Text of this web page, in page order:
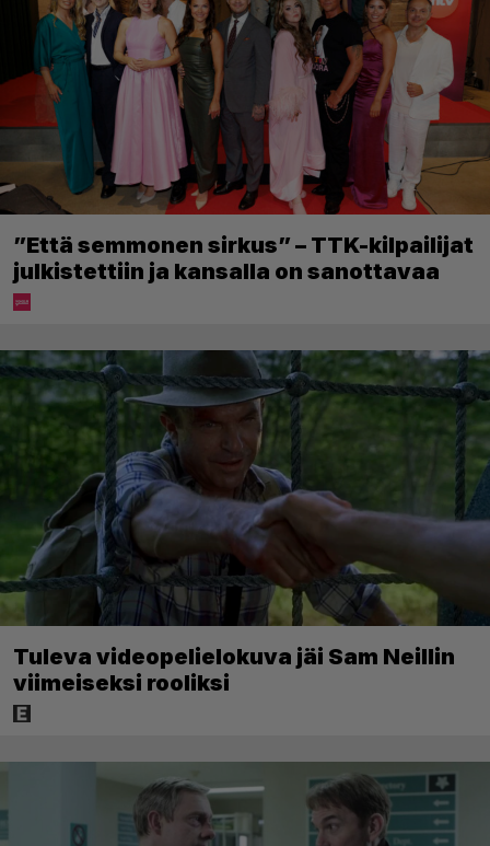
”Että semmonen sirkus” – TTK-kilpailijat
julkistettiin ja kansalla on sanottavaa
Tuleva videopelielokuva jäi Sam Neillin
viimeiseksi rooliksi